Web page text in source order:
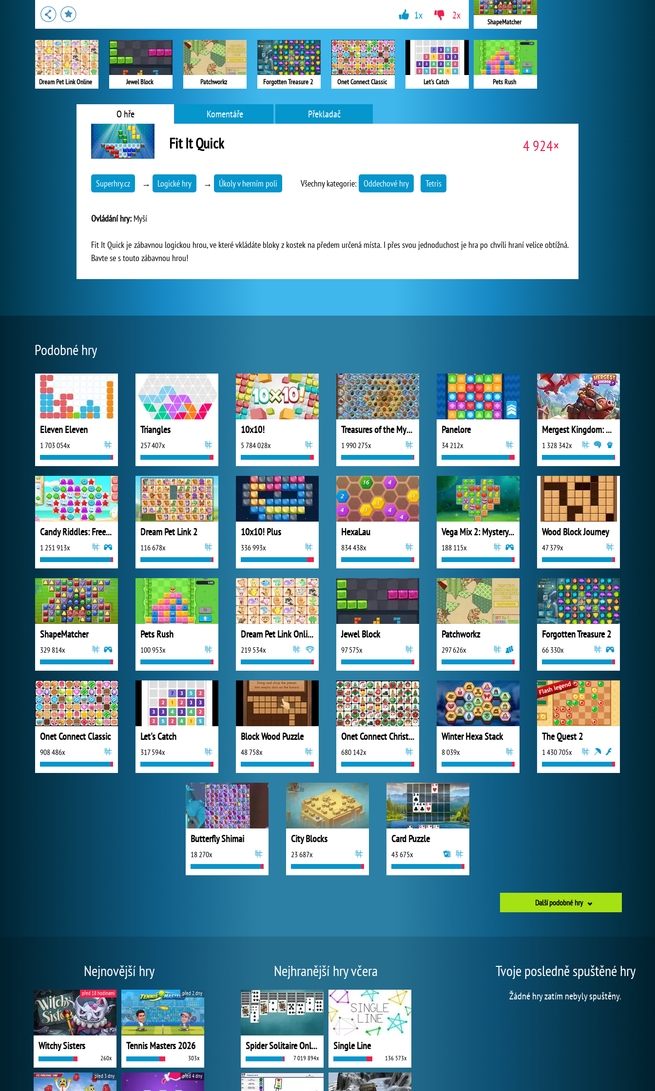
ShapeMatcher
Pets Rush
Dream Pet Link Online Jewel Block Patchworkz Forgotten Treasure 2 Onet Connect Classic Let's Catch
1x 2x
O hře Komentáře Překladač
Fit It Quick 4 924×
Superhry.cz → Logické hry → Úkoly v herním poli Všechny kategorie: Oddechové hry Tetris
Ovládání hry: Myší
Fit It Quick je zábavnou logickou hrou, ve které vkládáte bloky z kostek na předem určená místa. I přes svou jednoduchost je hra po chvíli hraní velice obtížná.
Bavte se s touto zábavnou hrou!
Podobné hry
Eleven Eleven
1 703 054x
Triangles
257 407x
10x10!
5 784 028x
Treasures of the Mystic Sea
1 990 275x
Panelore
34 212x
Mergest Kingdom: Merge Puzzle
1 328 342x
Candy Riddles: Free Match 3 Puzzle
1 251 913x
Dream Pet Link 2
116 678x
10x10! Plus
336 993x
HexaLau
834 438x
Vega Mix 2: Mystery of Island
188 115x
Wood Block Journey
47 379x
ShapeMatcher
329 814x
Pets Rush
100 953x
Dream Pet Link Online
219 534x
Jewel Block
97 575x
Patchworkz
297 626x
Forgotten Treasure 2
66 330x
Onet Connect Classic
908 486x
Let's Catch
317 594x
Block Wood Puzzle
48 758x
Onet Connect Christmas
680 142x
Winter Hexa Stack
8 039x
The Quest 2
1 430 705x
Butterfly Shimai
18 270x
City Blocks
23 687x
Card Puzzle
43 675x
Další podobné hry
Nejnovější hry
Witchy Sisters
260x
před 18 hodinami
Tennis Masters 2026
303x
před 2 dny
před 3 dny před 4 dny
Nejhranější hry včera
Spider Solitaire Online
7 019 894x
Single Line
136 573x
Tvoje posledně spuštěné hry
Žádné hry zatím nebyly spuštěny.